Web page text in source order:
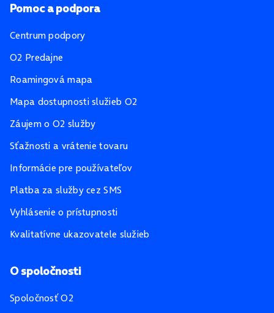
Pomoc a podpora
Centrum podpory
O2 Predajne
Roamingová mapa
Mapa dostupnosti služieb O2
Záujem o O2 služby
Sťažnosti a vrátenie tovaru
Informácie pre používateľov
Platba za služby cez SMS
Vyhlásenie o prístupnosti
Kvalitatívne ukazovatele služieb
O spoločnosti
Spoločnosť O2